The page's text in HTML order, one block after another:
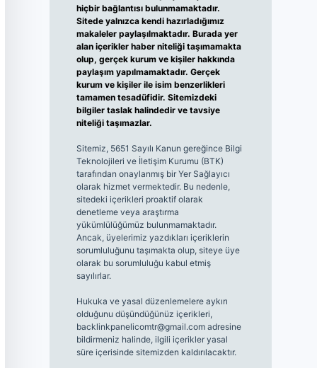
hiçbir bağlantısı bulunmamaktadır.
Sitede yalnızca kendi hazırladığımız
makaleler paylaşılmaktadır. Burada yer
alan içerikler haber niteliği taşımamakta
olup, gerçek kurum ve kişiler hakkında
paylaşım yapılmamaktadır. Gerçek
kurum ve kişiler ile isim benzerlikleri
tamamen tesadüfidir. Sitemizdeki
bilgiler taslak halindedir ve tavsiye
niteliği taşımazlar.
Sitemiz, 5651 Sayılı Kanun gereğince Bilgi
Teknolojileri ve İletişim Kurumu (BTK)
tarafından onaylanmış bir Yer Sağlayıcı
olarak hizmet vermektedir. Bu nedenle,
sitedeki içerikleri proaktif olarak
denetleme veya araştırma
yükümlülüğümüz bulunmamaktadır.
Ancak, üyelerimiz yazdıkları içeriklerin
sorumluluğunu taşımakta olup, siteye üye
olarak bu sorumluluğu kabul etmiş
sayılırlar.
Hukuka ve yasal düzenlemelere aykırı
olduğunu düşündüğünüz içerikleri,
backlinkpanelicomtr@gmail.comadresine
bildirmeniz halinde, ilgili içerikler yasal
süre içerisinde sitemizden kaldırılacaktır.